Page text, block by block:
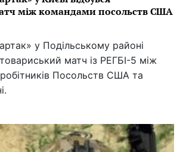
між командами посольств США
у Подільському районі
матч із РЕГБІ-5 між
Посольств США та